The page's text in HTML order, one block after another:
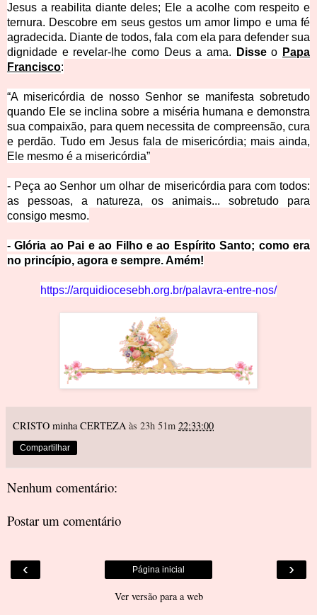
Jesus a reabilita diante deles; Ele a acolhe com respeito e
ternura. Descobre em seus gestos um amor limpo e uma fé
agradecida. Diante de todos, fala com ela para defender sua
dignidade e revelar-lhe como Deus a ama.
Disseo Papa
Francisco:
“A misericórdia de nosso Senhor se manifesta sobretudo
quando Ele se inclina sobre a miséria humana e demonstra
sua compaixão, para quem necessita de compreensão, cura
e perdão. Tudo em Jesus fala de misericórdia; mais ainda,
Ele mesmo é a misericórdia”
- Peça ao Senhor um olhar de misericórdia para com todos:
as pessoas, a natureza, os animais... sobretudo para
consigo mesmo.
- Glória ao Pai e ao Filho e ao Espírito Santo; como era
no princípio, agora e sempre. Amém!
https://arquidiocesebh.org.br/palavra-entre-nos/
CRISTO minha CERTEZA às 23h 51m 22:33:00
Compartilhar
Nenhum comentário:
Postar um comentário
‹ ›
Página inicial
Ver versão para a web